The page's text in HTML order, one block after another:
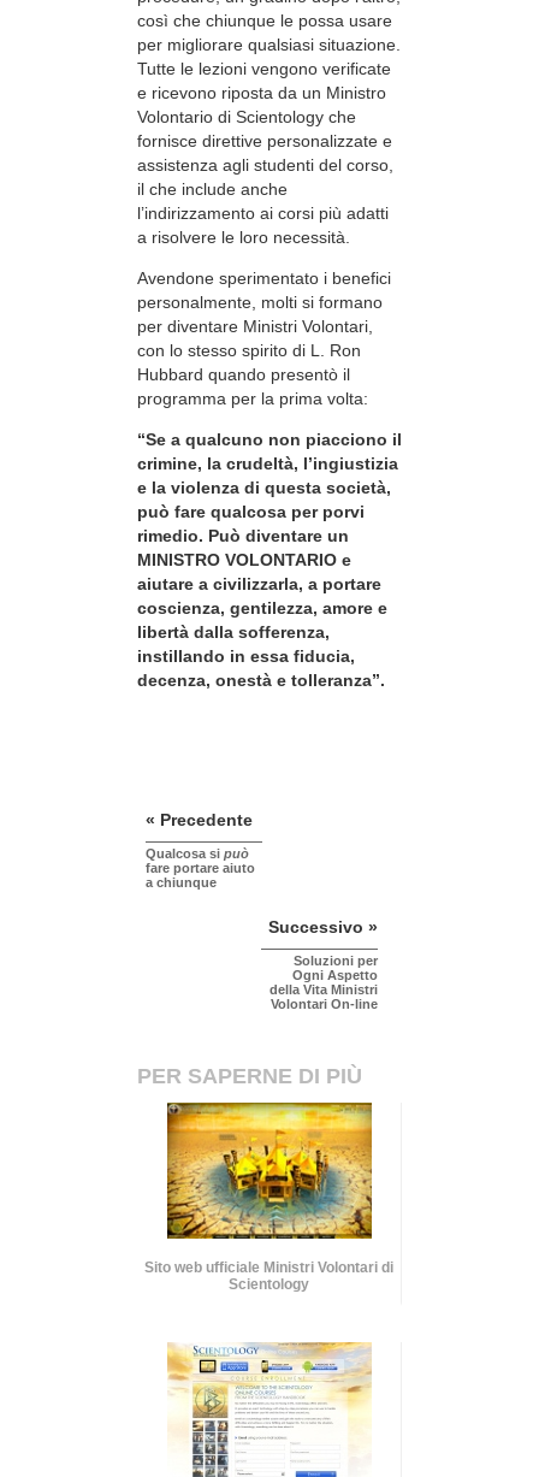
così che chiunque le possa usare
per migliorare qualsiasi situazione.
Tutte le lezioni vengono verificate
e ricevono riposta da un Ministro
Volontario di Scientology che
fornisce direttive personalizzate e
assistenza agli studenti del corso,
il che include anche
l’indirizzamento ai corsi più adatti
a risolvere le loro necessità.
Avendone sperimentato i benefici
personalmente, molti si formano
per diventare Ministri Volontari,
con lo stesso spirito di L. Ron
Hubbard quando presentò il
programma per la prima volta:
“Se a qualcuno non piacciono il
crimine, la crudeltà, l’ingiustizia
e la violenza di questa società,
può fare qualcosa per porvi
rimedio. Può diventare un
MINISTRO VOLONTARIO e
aiutare a civilizzarla, a portare
coscienza, gentilezza, amore e
libertà dalla sofferenza,
instillando in essa fiducia,
decenza, onestà e tolleranza”.
« Precedente
Qualcosa si può
fare portare aiuto
a chiunque
Successivo »
Soluzioni per
Ogni Aspetto
della Vita Ministri
Volontari On-line
PER SAPERNE DI PIÙ
Sito web ufficiale Ministri Volontari di
Scientology